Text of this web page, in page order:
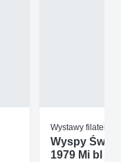
Wystawy
Wyspy Św.
1979 Mi bl